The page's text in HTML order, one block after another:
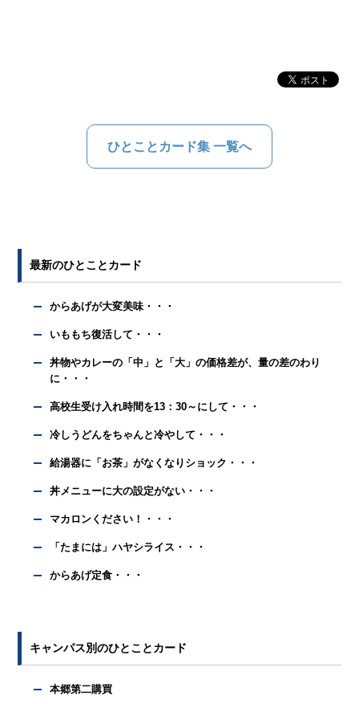
ひとことカード集 一覧へ
最新のひとことカード
からあげが大変美味・・・
いももち復活して・・・
丼物やカレーの「中」と「大」の価格差が、量の差のわり
に・・・
高校生受け入れ時間を13：30～にして・・・
冷しうどんをちゃんと冷やして・・・
給湯器に「お茶」がなくなりショック・・・
丼メニューに大の設定がない・・・
マカロンください！・・・
「たまには」ハヤシライス・・・
からあげ定食・・・
キャンパス別のひとことカード
本郷第二購買